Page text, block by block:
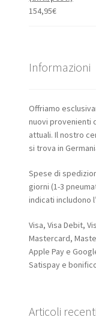
154,95€
Informazioni
Offriamo
nuovi provenienti
attuali. Il nostro
si trova in
Spese di
giorni (1-3
indicati includono
Visa, Visa Debit,
Mastercard,
Apple Pay e
Satispay e
Articoli recenti